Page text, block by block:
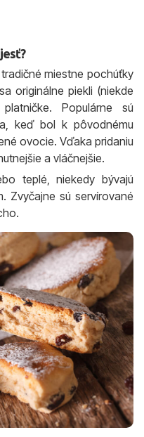
miestne pochúťky
originálne piekli (niekde
Populárne sú
keď bol k pôvodnému
ovocie. Vďaka pridaniu
a vláčnejšie.
teplé, niekedy bývajú
Zvyčajne sú servírované